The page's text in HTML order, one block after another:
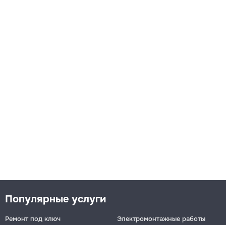
Популярные услуги
Ремонт под ключ
Электромонтажные работы